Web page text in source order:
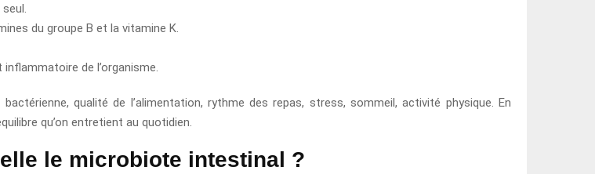
du groupe B et la vitamine K.
de l’organisme.
qualité de l’alimentation, rythme des repas, stress, sommeil, activité physique. En
qu’on entretient au quotidien.
le microbiote intestinal ?